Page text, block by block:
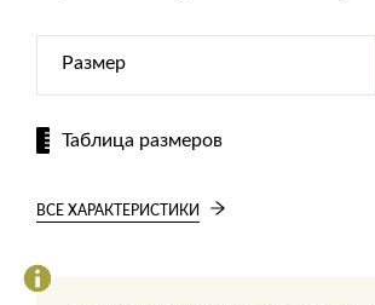
Размер
Таблица размеров
ВСЕ ХАРАКТЕРИСТИКИ